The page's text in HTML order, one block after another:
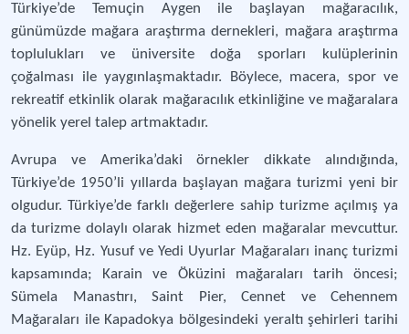
Türkiye’de Temuçin Aygen ile başlayan mağaracılık,
günümüzde mağara araştırma dernekleri, mağara araştırma
toplulukları ve üniversite doğa sporları kulüplerinin
çoğalması ile yaygınlaşmaktadır. Böylece, macera, spor ve
rekreatif etkinlik olarak mağaracılık etkinliğine ve mağaralara
yönelik yerel talep artmaktadır.
Avrupa ve Amerika’daki örnekler dikkate alındığında,
Türkiye’de 1950’li yıllarda başlayan mağara turizmi yeni bir
olgudur. Türkiye’de farklı değerlere sahip turizme açılmış ya
da turizme dolaylı olarak hizmet eden mağaralar mevcuttur.
Hz. Eyüp, Hz. Yusuf ve Yedi Uyurlar Mağaraları inanç turizmi
kapsamında; Karain ve Öküzini mağaraları tarih öncesi;
Sümela Manastırı, Saint Pier, Cennet ve Cehennem
Mağaraları ile Kapadokya bölgesindeki yeraltı şehirleri tarihi